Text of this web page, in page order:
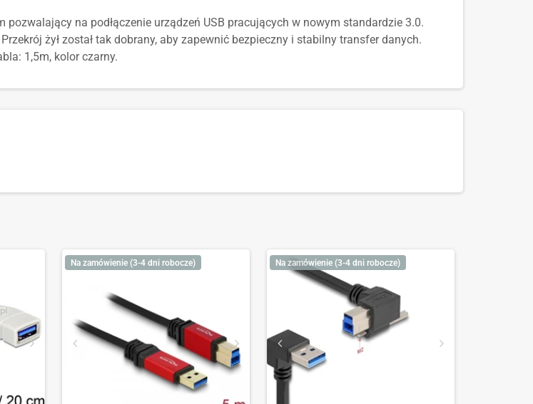
na podłączenie urządzeń USB pracujących w nowym standardzie 3.0.
żył został tak dobrany, aby zapewnić bezpieczny i stabilny transfer danych.
1,5m, kolor czarny.
Na zamówienie (3-4 dni robocze) Na zamówienie (3-4 dni robocze)